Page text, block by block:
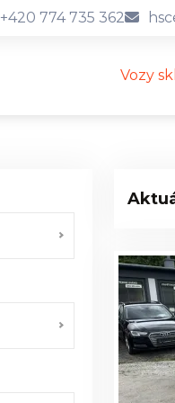
+420 774 735 362
Vozy